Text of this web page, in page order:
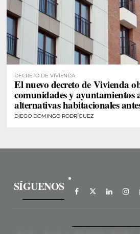
DECRETO DE VIVIENDA
El nuevo decreto de Vivienda
comunidades y ayuntamientos
alternativas habitacionales
de personas vulnerables
DIEGO DOMINGO RODRÍGUEZ
SÍGUENOS